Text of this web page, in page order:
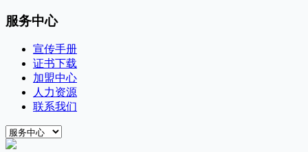
服务中心
宣传手册
证书下载
加盟中心
人力资源
联系我们